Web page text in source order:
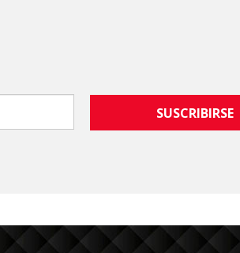
SUSCRIBIRSE